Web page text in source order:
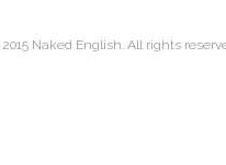
Naked English. All rights